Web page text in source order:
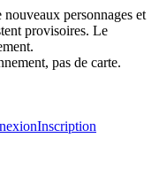
personnages et
provisoires. Le
pas de carte.
Inscription